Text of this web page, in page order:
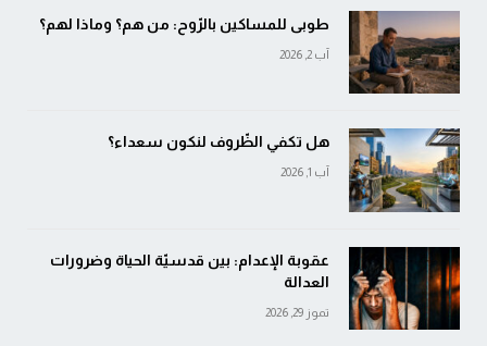
طوبى للمساكين بالرّوح: من هم؟ وماذا لهم؟
آب 2, 2026
هل تكفي الظّروف لنكون سعداء؟
آب 1, 2026
عقوبة الإعدام: بين قدسيّة الحياة وضرورات
العدالة
تموز 29, 2026